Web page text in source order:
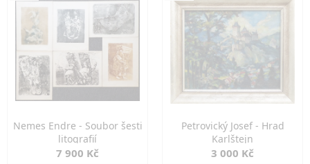
Nemes Endre - Soubor šesti
litografií
7 900 Kč
Petrovický Josef - Hrad
Karlštejn
3 000 Kč